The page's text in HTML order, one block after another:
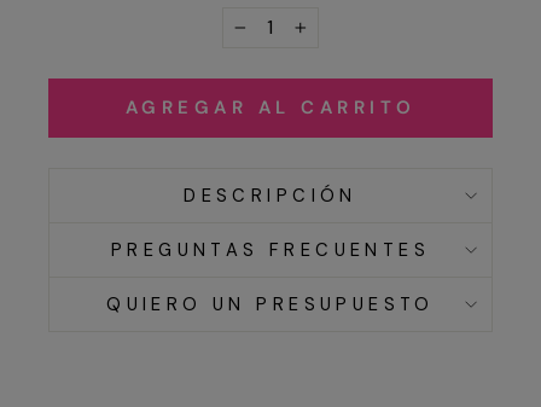
AGREGAR AL CARRITO
DESCRIPCIÓN
PREGUNTAS FRECUENTES
QUIERO UN PRESUPUESTO